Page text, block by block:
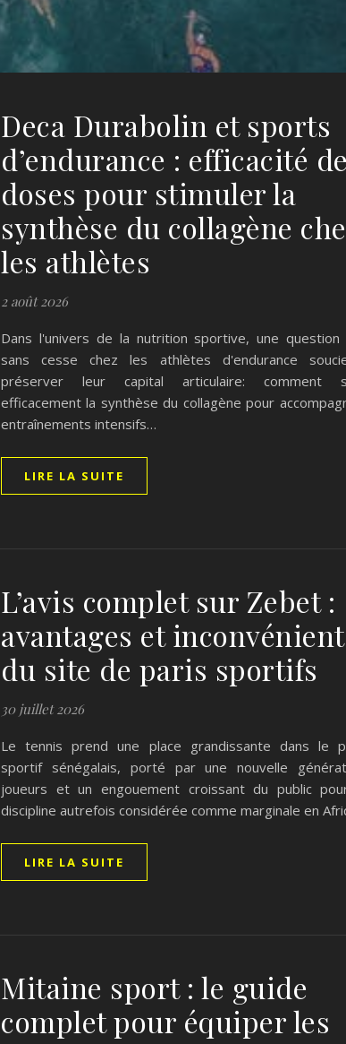
Deca Durabolin et sports
d’endurance : efficacité
doses pour stimuler la
synthèse du collagène
les athlètes
2 août 2026
Dans l'univers de la nutrition sportive, une question
sans cesse chez les athlètes d'endurance
préserver leur capital articulaire: comment
efficacement la synthèse du collagène pour
entraînements intensifs…
LIRE LA SUITE
L’avis complet sur Zebet :
avantages et
du site de paris sportifs
30 juillet 2026
Le tennis prend une place grandissante dans le
sportif sénégalais, porté par une nouvelle
joueurs et un engouement croissant du public
discipline autrefois considérée comme marginale en
LIRE LA SUITE
Mitaine sport : le guide
complet pour équiper les